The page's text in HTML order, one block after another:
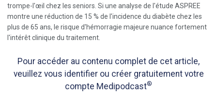
trompe-l'œil chez les seniors. Si une analyse de l'étude ASPREE
montre une réduction de 15 % de l'incidence du diabète chez les
plus de 65 ans, le risque d'hémorragie majeure nuance fortement
l'intérêt clinique du traitement.
Pour accéder au contenu complet de cet article,
veuillez vous identifier ou créer gratuitement votre
compte Medipodcast®